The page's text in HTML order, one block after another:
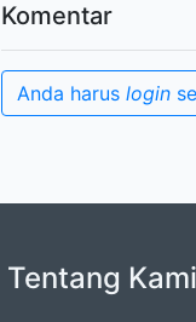
Komentar
Anda harus login
Tentang Kami